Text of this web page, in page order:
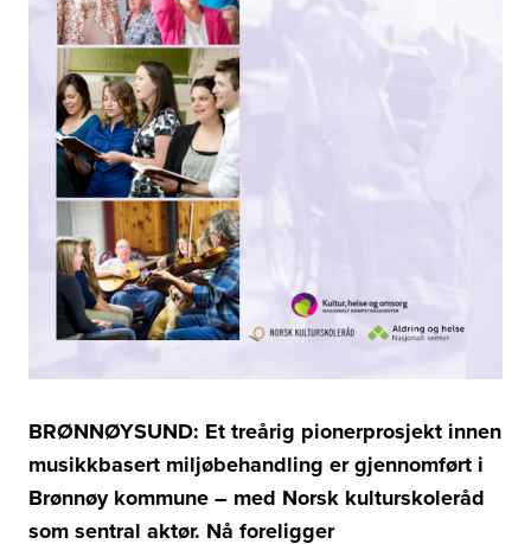
BRØNNØYSUND: Et treårig pionerprosjekt innen
musikkbasert miljøbehandling er gjennomført i
Brønnøy kommune – med Norsk kulturskoleråd
som sentral aktør. Nå foreligger